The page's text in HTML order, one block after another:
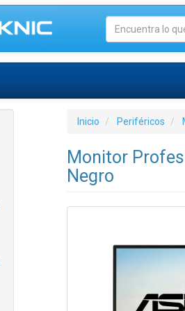
Inicio Periféricos
Monitor
Negro